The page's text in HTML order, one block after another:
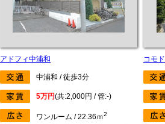
アドフィ中浦和
中浦和 / 徒歩3分
5万円(共:2,000円 / 管:-)
ワンルーム / 22.36ｍ2
コモド